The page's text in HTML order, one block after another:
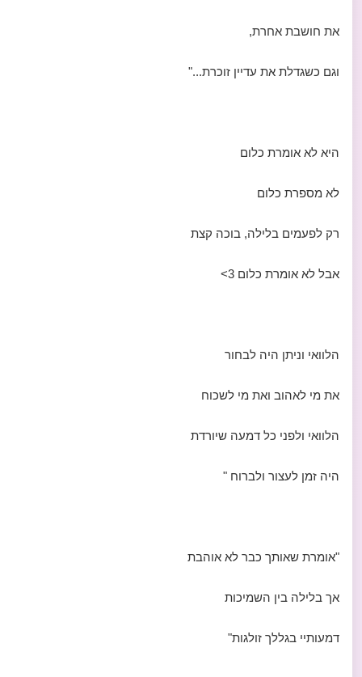
את חושבת אחרת,
וגם כשגדלת את עדיין זוכרת..."
היא לא אומרת כלום
לא מספרת כלום
רק לפעמים בלילה, בוכה קצת
אבל לא אומרת כלום 3>
הלוואי וניתן היה לבחור
את מי לאהוב ואת מי לשכוח
הלוואי ולפני כל דמעה שיורדת
היה זמן לעצור ולברוח "
"אומרת שאותך כבר לא אוהבת
אך בלילה בין השמיכות
דמעותיי בגללך זולגות"